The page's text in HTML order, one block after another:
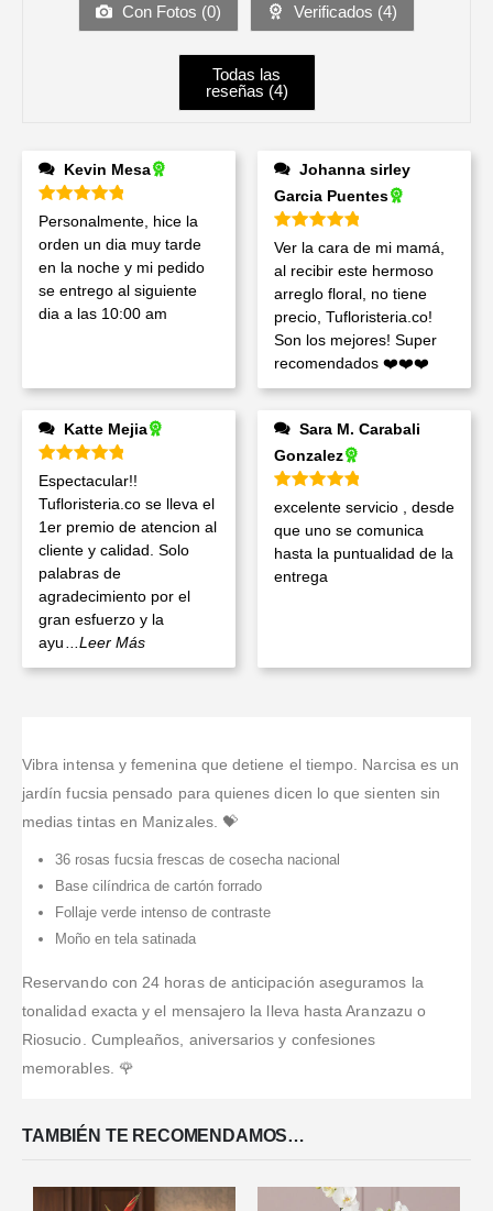
Con Fotos (0) Verificados (4)
Todas las
reseñas (4)
Kevin Mesa
Valorado en de 5
Personalmente, hice la
orden un dia muy tarde
en la noche y mi pedido
se entrego al siguiente
dia a las 10:00 am
Garcia Puentes
Valorado en de 5
Ver la cara de mi mamá,
al recibir este hermoso
arreglo floral, no tiene
precio, Tufloristeria.co!
Son los mejores! Super
recomendados ❤️❤️❤️
Katte Mejia
Valorado en
Espectacular!!
Tufloristeria.co se lleva el
1er premio de atencion al
cliente y calidad. Solo
palabras de
agradecimiento por el
gran esfuerzo y la
ayu
...Leer Más
Gonzalez
Valorado en 5 de 5
excelente servicio , desde
que uno se comunica
hasta la puntualidad de la
entrega
Vibra intensa y femenina que detiene el tiempo. Narcisa es un
jardín fucsia pensado para quienes dicen lo que sienten sin
medias tintas en Manizales. 💝
36 rosas fucsia frescas de cosecha nacional
Base cilíndrica de cartón forrado
Follaje verde intenso de contraste
Moño en tela satinada
Reservando con 24 horas de anticipación aseguramos la
tonalidad exacta y el mensajero la lleva hasta Aranzazu o
Riosucio. Cumpleaños, aniversarios y confesiones
memorables. 🌹
TAMBIÉN TE RECOMENDAMOS…